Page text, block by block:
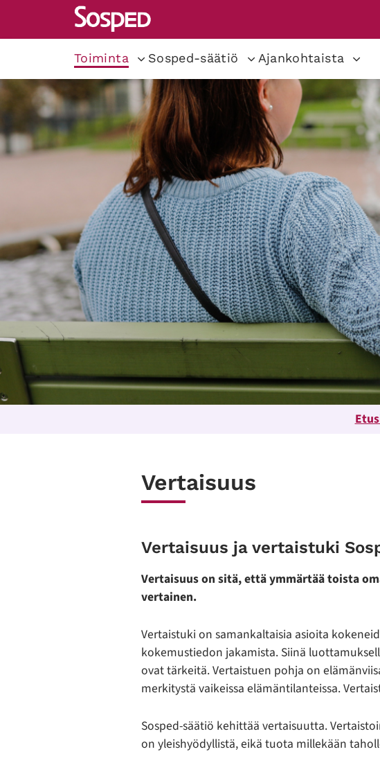
Toiminta Sosped-säätiö Ajankohtaista
Vertaisuus
Vertaisuus ja vertaistuki
Vertaisuus on sitä, että ymmärtää toista
vertainen.
Vertaistuki on samankaltaisia asioita
kokemustiedon jakamista. Siinä
ovat tärkeitä. Vertaistuen pohja on
merkitystä vaikeissa elämäntilanteissa.
Sosped-säätiö kehittää vertaisuutta.
on yleishyödyllistä, eikä tuota millekään